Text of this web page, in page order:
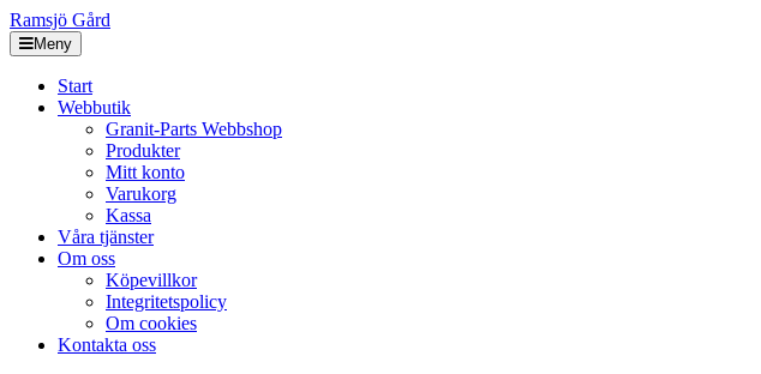
Ramsjö Gård
Meny
Start
Webbutik
Granit-Parts Webbshop
Produkter
Mitt konto
Varukorg
Kassa
Våra tjänster
Om oss
Köpevillkor
Integritetspolicy
Om cookies
Kontakta oss